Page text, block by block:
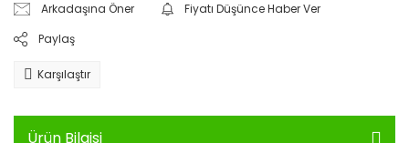
Arkadaşına Öner
Fiyatı Düşünce Haber Ver
Paylaş
Karşılaştır
Ürün Bilgisi